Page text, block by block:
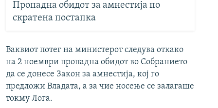
Пропадна обидот за амнестија по
скратена постапка
Ваквиот потег на министерот следува откако
на 2 ноември пропадна обидот во Собранието
да се донесе Закон за амнестија, кој го
предложи Владата, а за чие носење се залагаше
токму Лога.